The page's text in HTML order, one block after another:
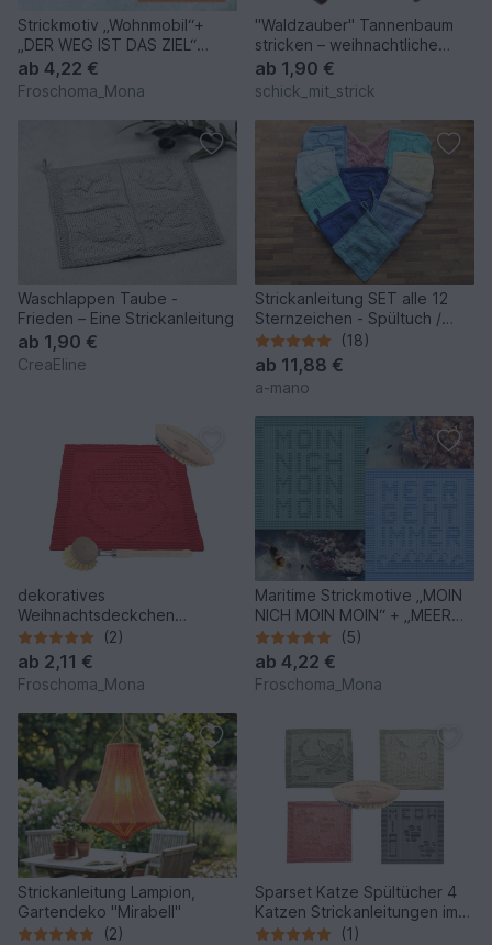
Strickmotiv „Wohnmobil“+
„DER WEG IST DAS ZIEL“
Deckchen Spültuch Serviette
ab 4,22 €
Froschoma_Mona
"Waldzauber" Tannenbaum
stricken – weihnachtliche
Deko in 3 Größen
ab 1,90 €
schick_mit_strick
Waschlappen Taube -
Frieden – Eine Strickanleitung
ab 1,90 €
CreaEline
Strickanleitung SET alle 12
Sternzeichen - Spültuch /
Waschlappen(18)
ab 11,88 €
a-mano
dekoratives
Weihnachtsdeckchen
Spültuch Waschlappen „
Santa “ Anleitung
(2)
ab 2,11 €
Froschoma_Mona
Maritime Strickmotive „MOIN
NICH MOIN MOIN“ + „MEER
GEHT IMMER“ Spültuch
(5)
ab 4,22 €
Froschoma_Mona
Strickanleitung Lampion,
Gartendeko "Mirabell"
(2)
Sparset Katze Spültücher 4
Katzen Strickanleitungen im
Set Pfotentuch Spüli
(1)